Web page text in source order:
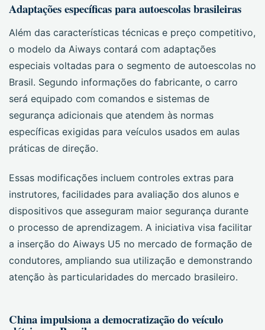
Adaptações específicas para autoescolas brasileiras
Além das características técnicas e preço competitivo,
o modelo da Aiways contará com adaptações
especiais voltadas para o segmento de autoescolas no
Brasil. Segundo informações do fabricante, o carro
será equipado com comandos e sistemas de
segurança adicionais que atendem às normas
específicas exigidas para veículos usados em aulas
práticas de direção.
Essas modificações incluem controles extras para
instrutores, facilidades para avaliação dos alunos e
dispositivos que asseguram maior segurança durante
o processo de aprendizagem. A iniciativa visa facilitar
a inserção do Aiways U5 no mercado de formação de
condutores, ampliando sua utilização e demonstrando
atenção às particularidades do mercado brasileiro.
China impulsiona a democratização do veículo